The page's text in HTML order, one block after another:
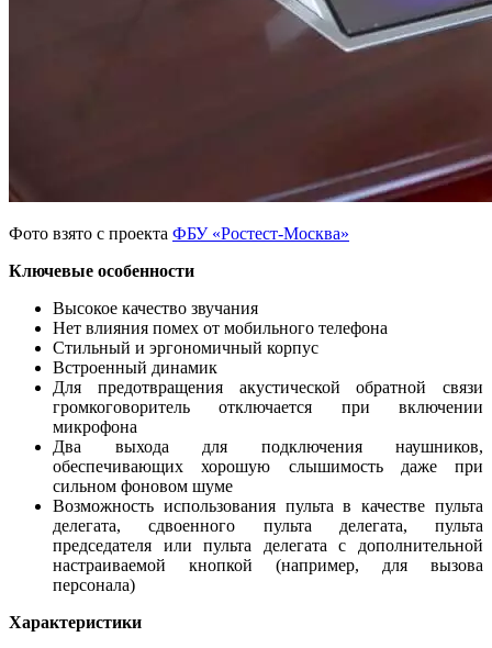
Фото взято с проекта ФБУ «Ростест-Москва»
Ключевые особенности
Высокое качество звучания
Нет влияния помех от мобильного телефона
Стильный и эргономичный корпус
Встроенный динамик
Для предотвращения акустической обратной связи
громкоговоритель отключается при включении
микрофона
Два выхода для подключения наушников,
обеспечивающих хорошую слышимость даже при
сильном фоновом шуме
Возможность использования пульта в качестве пульта
делегата, сдвоенного пульта делегата, пульта
председателя или пульта делегата с дополнительной
настраиваемой кнопкой (например, для вызова
персонала)
Характеристики